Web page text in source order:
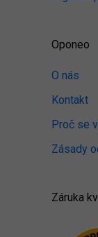
Oponeo
O nás
Kontakt
Proč se
Zásady
Záruka